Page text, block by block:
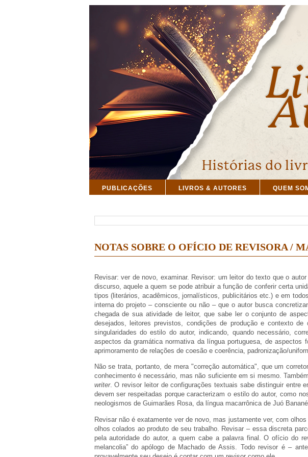
PUBLICAÇÕES LIVROS & AUTORES QUEM
NOTAS SOBRE O OFÍCIO DE REVISORA /
Revisar: ver de novo, examinar. Revisor: um leitor do texto que o
discurso, aquele a quem se pode atribuir a função de conferir certa
tipos (literários, acadêmicos, jornalísticos, publicitários etc.) e em
interna do projeto – consciente ou não – que o autor busca
chegada de sua atividade de leitor, que sabe ler o conjunto de
desejados, leitores previstos, condições de produção e contexto
singularidades do estilo do autor, indicando, quando necessário,
aspectos da gramática normativa da língua portuguesa, de aspectos
aprimoramento de relações de coesão e coerência, padronização/
Não se trata, portanto, de mera "correção automática", que um
conhecimento é necessário, mas não suficiente em si mesmo.
writer. O revisor leitor de configurações textuais sabe distinguir entre
devem ser respeitadas porque caracterizam o estilo do autor, como
neologismos de Guimarães Rosa, da língua macarrônica de Juó
Revisar não é exatamente ver de novo, mas justamente ver, com
olhos colados ao produto de seu trabalho. Revisar – essa discreta
pela autoridade do autor, a quem cabe a palavra final. O ofício do
melancolia” do apólogo de Machado de Assis. Todo revisor é –